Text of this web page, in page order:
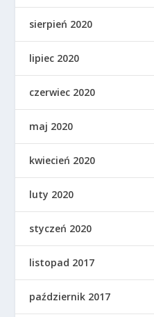
sierpień 2020
lipiec 2020
czerwiec 2020
maj 2020
kwiecień 2020
luty 2020
styczeń 2020
listopad 2017
październik 2017